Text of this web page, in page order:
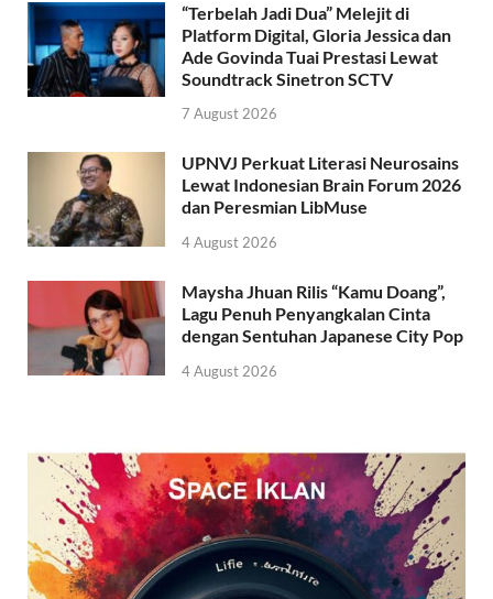
“Terbelah Jadi Dua” Melejit di
Platform Digital, Gloria Jessica dan
Ade Govinda Tuai Prestasi Lewat
Soundtrack Sinetron SCTV
7 August 2026
UPNVJ Perkuat Literasi Neurosains
Lewat Indonesian Brain Forum 2026
dan Peresmian LibMuse
4 August 2026
Maysha Jhuan Rilis “Kamu Doang”,
Lagu Penuh Penyangkalan Cinta
dengan Sentuhan Japanese City Pop
4 August 2026